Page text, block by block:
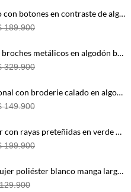
Camisa fit clásico con botones en contraste de algodón verde salvia para hombre
189.900
Abrigo recto con broches metálicos en algodón beige para hombre
329.900
Bermuda tradicional con broderie calado en algodón beige para mujer
149.900
Camisa fit regular con rayas preteñidas en verde claro para hombre
199.900
Camiseta para mujer poliéster blanco manga larga texturizada